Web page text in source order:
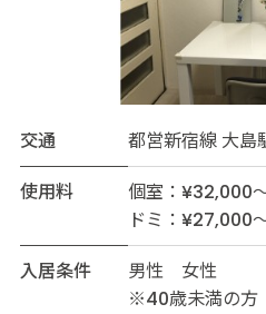
交通
都営新宿線 大島
使用料
個室：¥32,000
ドミ：¥27,000
入居条件
男性 女性
※40歳未満の方